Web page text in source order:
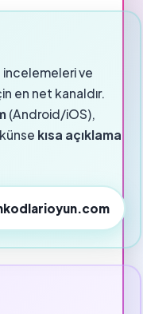
ve
en net kanaldır.
(Android/iOS),
kısa açıklama